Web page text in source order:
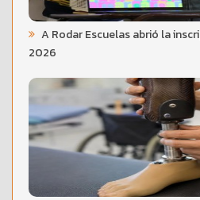
A Rodar Escuelas abrió la
2026